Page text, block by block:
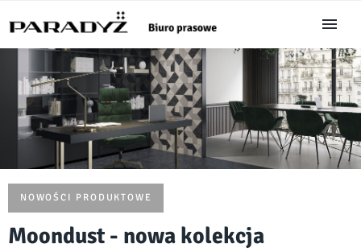
NOWOŚCI PRODUKTOWE
Moondust - nowa kolekcja